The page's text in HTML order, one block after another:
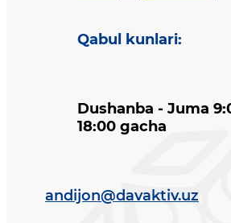
Qabul kunlari:
Dushanba - Juma
18:00 gacha
andijon@davaktiv.uz